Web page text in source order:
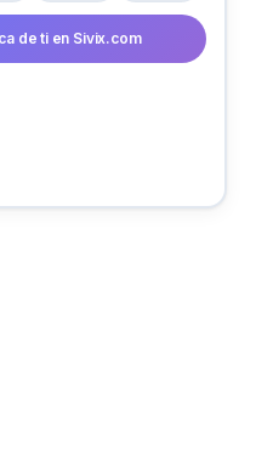
de ti en Sivix.com